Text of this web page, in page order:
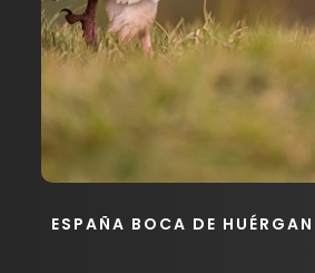
ESPAÑA BOCA DE